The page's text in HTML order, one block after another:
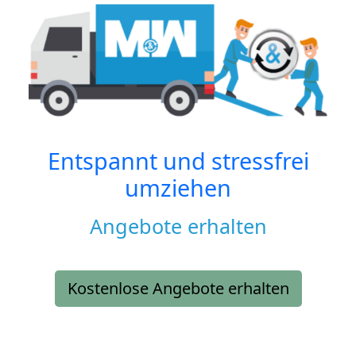
Entspannt und stressfrei
umziehen
Angebote erhalten
Kostenlose Angebote erhalten